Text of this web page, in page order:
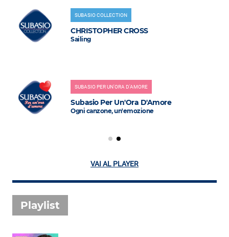
SUBASIO COLLECTION
CHRISTOPHER CROSS
Sailing
SUBASIO PER UN'ORA D'AMORE
Subasio Per Un'Ora D'Amore
Ogni canzone, un'emozione
VAI AL PLAYER
Playlist